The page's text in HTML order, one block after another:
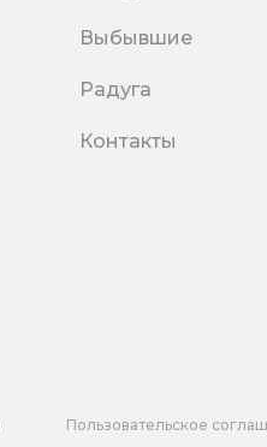
Выбывшие
Радуга
Контакты
Пользовательское